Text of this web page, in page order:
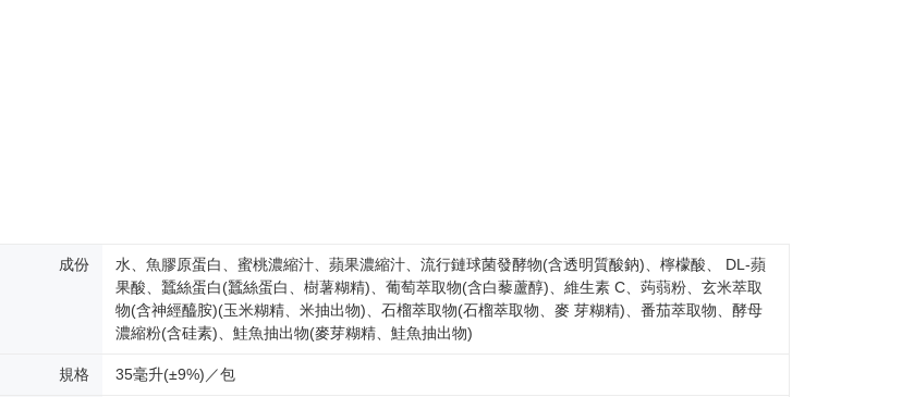
成份
水、魚膠原蛋白、蜜桃濃縮汁、蘋果濃縮汁、流行鏈球菌發酵物(含透明質酸鈉)、檸檬酸、 DL-蘋
果酸、蠶絲蛋白(蠶絲蛋白、樹薯糊精)、葡萄萃取物(含白藜蘆醇)、維生素 C、蒟蒻粉、玄米萃取
物(含神經醯胺)(玉米糊精、米抽出物)、石榴萃取物(石榴萃取物、麥 芽糊精)、番茄萃取物、酵母
濃縮粉(含硅素)、鮭魚抽出物(麥芽糊精、鮭魚抽出物)
規格 35毫升(±9%)／包